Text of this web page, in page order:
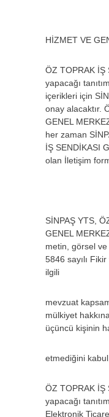
HİZMET VE
ÖZ TOPRAK İŞ
yapacağı
içerikleri için
onay alacaktır.
GENEL
her zaman
İŞ SENDİKASI
olan İletişim
SİNPAŞ YTS,
GENEL
metin, görsel
5846 sayılı
ilgili
mevzuat
mülkiyet
üçüncü kişinin
etmediğini
ÖZ TOPRAK İŞ
yapacağı
Elektronik